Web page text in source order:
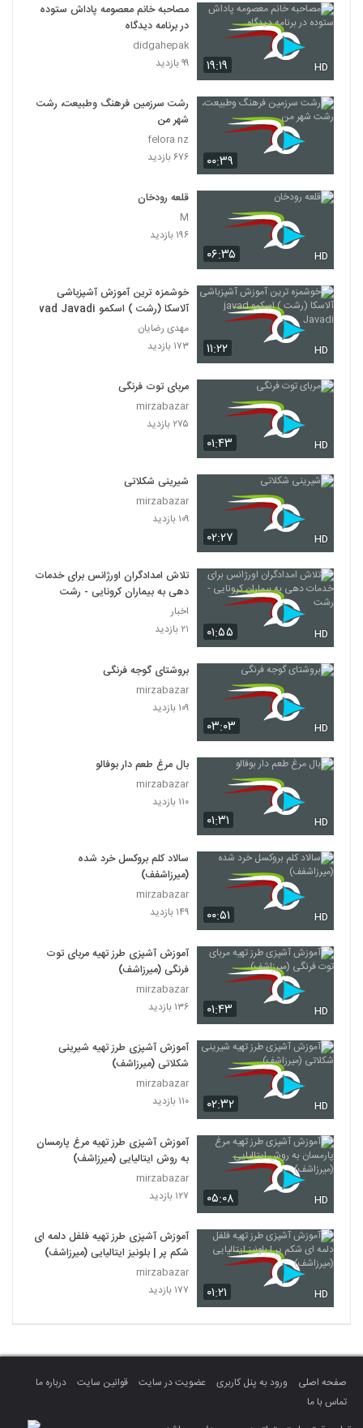
۱۹:۱۹ HD
مصاحبه خانم معصومه پاداش ستوده
در برنامه دیدگاه
didgahepak
۹۹ بازدید
۰۰:۳۹
رشت سرزمین فرهنگ وطبیعت، رشت
شهر من
felora nz
۶۷۶ بازدید
۰۶:۳۵ HD
قلعه رودخان
M
۱۹۶ بازدید
۱۱:۲۲ HD
خوشمزه ترین آموزش آشپزباشی
آلاسكا (رشت ) اسكمو javad Javadi
مهدی رضایان
۱۷۳ بازدید
۰۱:۴۳ HD
مربای توت فرنگی
mirzabazar
۲۷۵ بازدید
۰۲:۲۷ HD
شیرینی شکلاتی
mirzabazar
۱۰۹ بازدید
۰۱:۵۵ HD
تلاش امدادگران اورژانس برای خدمات
دهی به بیماران کرونایی - رشت
اخبار
۲۱ بازدید
۰۳:۰۳ HD
بروشتای گوجه فرنگی
mirzabazar
۱۰۹ بازدید
۰۱:۳۱ HD
بال مرغ طعم دار بوفالو
mirzabazar
۱۱۰ بازدید
۰۰:۵۱ HD
سالاد کلم بروکسل خرد شده
(میرزاشفف)
mirzabazar
۱۴۹ بازدید
۰۱:۴۳ HD
آموزش آشپزی طرز تهیه مربای توت
فرنگی (میرزاشف)
mirzabazar
۱۳۶ بازدید
۰۲:۳۲ HD
آموزش آشپزی طرز تهیه شیرینی
شکلاتی (میرزاشف)
mirzabazar
۱۱۰ بازدید
۰۵:۰۸ HD
آموزش آشپزی طرز تهیه مرغ پارمسان
به روش ایتالیایی (میرزاشف)
mirzabazar
۱۲۷ بازدید
۰۱:۲۱ HD
آموزش آشپزی طرز تهیه فلفل دلمه ای
شکم پر | بلونیز ایتالیایی (میرزاشف)
mirzabazar
۱۷۷ بازدید
صفحه اصلی ورود به پنل کاربری عضویت در سایت قوانین سایت
درباره ما
تماس با ما